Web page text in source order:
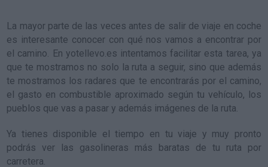
La mayor parte de las veces antes de salir de viaje en coche
es interesante conocer con qué nos vamos a encontrar por
el camino. En yotellevo.es intentamos facilitar esta tarea, ya
que te mostramos no solo la ruta a seguir, sino que además
te mostramos los radares que te encontrarás por el camino,
el gasto en combustible aproximado según tu vehículo, los
pueblos que vas a pasar y además imágenes de la ruta.
Ya tienes disponible el tiempo en tu viaje y muy pronto
podrás ver las gasolineras más baratas de tu ruta por
carretera.